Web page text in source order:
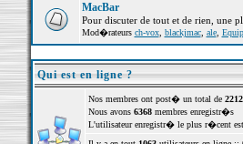
MacBar
Pour discuter de tout et de rien, une
Mod�rateurs ch-vox, blackjmac, ale,
Qui est en ligne ?
Nos membres ont post� un total de
Nous avons 6368membres enregistr�s
L'utilisateur enregistr� le plus r�cent est